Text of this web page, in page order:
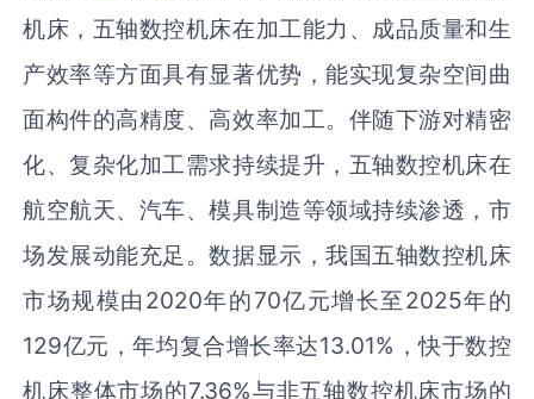
机床，五轴数控机床在加工能力、成品质量和生
产效率等方面具有显著优势，能实现复杂空间曲
面构件的高精度、高效率加工。伴随下游对精密
化、复杂化加工需求持续提升，五轴数控机床在
航空航天、汽车、模具制造等领域持续渗透，市
场发展动能充足。数据显示，我国五轴数控机床
市场规模由2020年的70亿元增长至2025年的
129亿元，年均复合增长率达13.01%，快于数控
机床整体市场的7.36%与非五轴数控机床市场的